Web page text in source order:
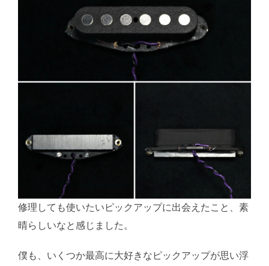
修理しても使いたいピックアップに出会えたこと、素
晴らしいなと感じました。
僕も、いくつか最高に大好きなピックアップが思い浮